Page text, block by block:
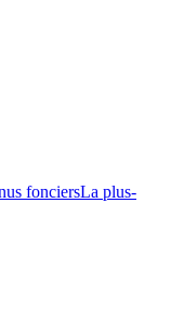
fonciersLa plus-